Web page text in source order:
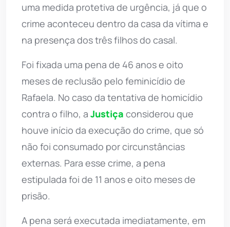
uma medida protetiva de urgência, já que o
crime aconteceu dentro da casa da vítima e
na presença dos três filhos do casal.
Foi fixada uma pena de 46 anos e oito
meses de reclusão pelo feminicídio de
Rafaela. No caso da tentativa de homicídio
contra o filho, a Justiça considerou que
houve início da execução do crime, que só
não foi consumado por circunstâncias
externas. Para esse crime, a pena
estipulada foi de 11 anos e oito meses de
prisão.
A pena será executada imediatamente, em